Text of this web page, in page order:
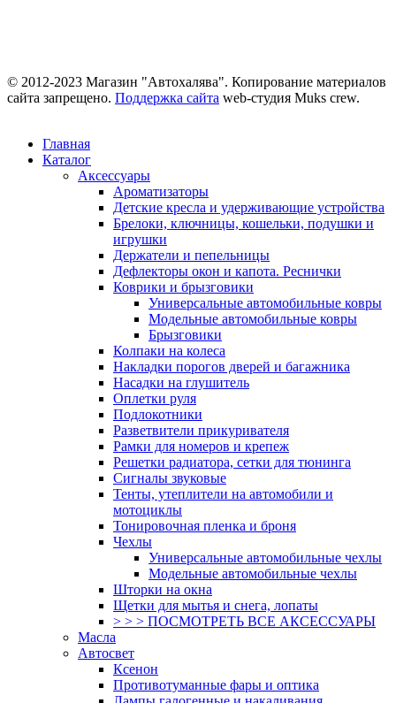
© 2012-2023 Магазин "Автохалява". Копирование материалов
сайта запрещено. Поддержка сайта web-студия Muks crew.
Главная
Каталог
Аксессуары
Ароматизаторы
Детские кресла и удерживающие устройства
Брелоки, ключницы, кошельки, подушки и
игрушки
Держатели и пепельницы
Дефлекторы окон и капота. Реснички
Коврики и брызговики
Универсальные автомобильные ковры
Модельные автомобильные ковры
Брызговики
Колпаки на колеса
Накладки порогов дверей и багажника
Насадки на глушитель
Оплетки руля
Подлокотники
Разветвители прикуривателя
Рамки для номеров и крепеж
Решетки радиатора, сетки для тюнинга
Сигналы звуковые
Тенты, утеплители на автомобили и
мотоциклы
Тонировочная пленка и броня
Чехлы
Универсальные автомобильные чехлы
Модельные автомобильные чехлы
Шторки на окна
Щетки для мытья и снега, лопаты
> > > ПОСМОТРЕТЬ ВСЕ АКСЕССУАРЫ
Масла
Автосвет
Ксенон
Противотуманные фары и оптика